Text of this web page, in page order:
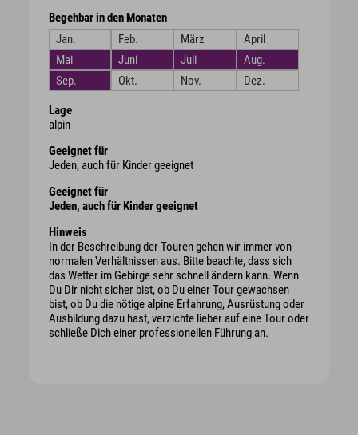
Begehbar in den Monaten
Jan.
Feb. März
April
Mai
Juni Juli
Aug.
Sep.
Okt. Nov. Dez.
Lage
alpin
Geeignet für
Jeden, auch für Kinder geeignet
Geeignet für
Jeden, auch für Kinder geeignet
Hinweis
In der Beschreibung der Touren gehen wir immer von
normalen Verhältnissen aus. Bitte beachte, dass sich
das Wetter im Gebirge sehr schnell ändern kann. Wenn
Du Dir nicht sicher bist, ob Du einer Tour gewachsen
bist, ob Du die nötige alpine Erfahrung, Ausrüstung oder
Ausbildung dazu hast, verzichte lieber auf eine Tour oder
schließe Dich einer professionellen Führung an.